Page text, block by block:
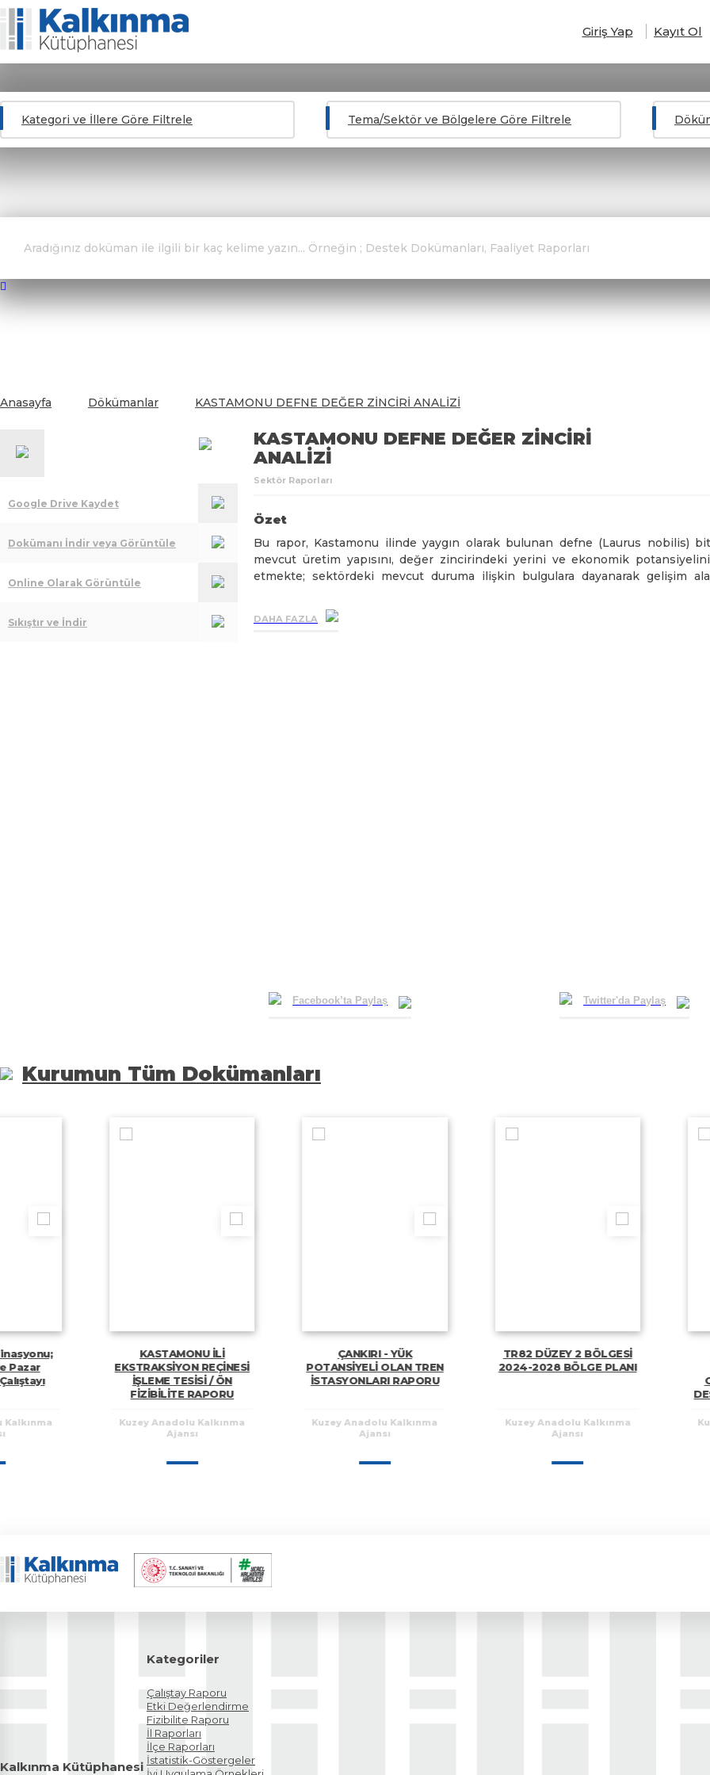
Kapat ×
Giriş Yap Kayıt Ol
Kategori ve İllere Göre Filtrele Tema/Sektör ve Bölgelere Göre Filtrele
Anasayfa Dökümanlar KASTAMONU DEFNE DEĞER ZİNCİRİ ANALİZİ
Google Drive Kaydet
Dokümanı İndir veya Görüntüle
Online Olarak Görüntüle
Sıkıştır ve İndir
KASTAMONU DEFNE DEĞER ZİNCİRİ
ANALİZİ
Sektör Raporları
Özet
Bu rapor, Kastamonu ilinde yaygın olarak bulunan defne (Laurus nobilis)
mevcut üretim yapısını, değer zincirindeki yerini ve ekonomik
etmekte; sektördeki mevcut duruma ilişkin bulgulara dayanarak gelişim
DAHA FAZLA
Facebook’ta Paylaş Twitter'da Paylaş
Kurumun Tüm Dokümanları
KASTAMONU İLİ
EKSTRAKSİYON REÇİNESİ
İŞLEME TESİSİ / ÖN
FİZİBİLİTE RAPORU
Kuzey Anadolu Kalkınma
ÇANKIRI - YÜK
POTANSİYELİ OLAN TREN
İSTASYONLARI RAPORU
Kuzey Anadolu Kalkınma
TR82 DÜZEY 2 BÖLGESİ
2024-2028 BÖLGE PLANI
Kuzey Anadolu Kalkınma
2019 YILI
DESTEK
Kuzey
Kalkınma Kütüphanesi
Kategoriler
Çalıştay Raporu
Etki Değerlendirme
Fizibilite Raporu
İl Raporları
İlçe Raporları
İstatistik-Göstergeler